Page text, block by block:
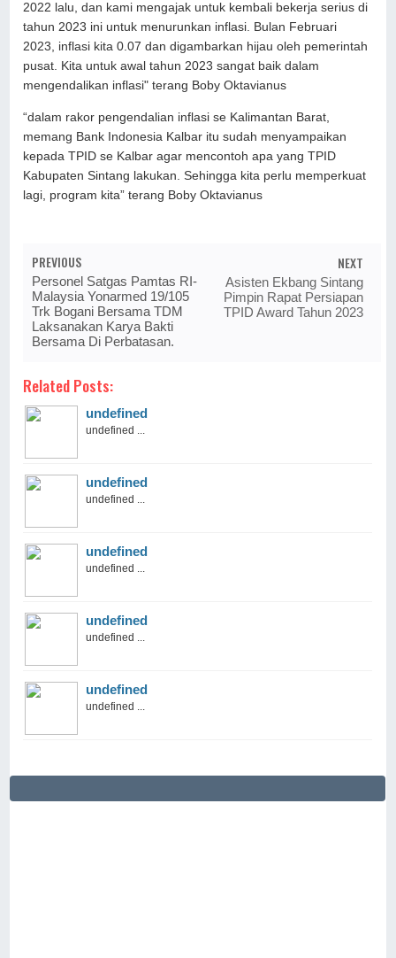
2022 lalu, dan kami mengajak untuk kembali bekerja serius di
tahun 2023 ini untuk menurunkan inflasi. Bulan Februari
2023, inflasi kita 0.07 dan digambarkan hijau oleh pemerintah
pusat. Kita untuk awal tahun 2023 sangat baik dalam
mengendalikan inflasi" terang Boby Oktavianus
“dalam rakor pengendalian inflasi se Kalimantan Barat,
memang Bank Indonesia Kalbar itu sudah menyampaikan
kepada TPID se Kalbar agar mencontoh apa yang TPID
Kabupaten Sintang lakukan. Sehingga kita perlu memperkuat
lagi, program kita” terang Boby Oktavianus
PREVIOUS
Personel Satgas Pamtas RI-
Malaysia Yonarmed 19/105
Trk Bogani Bersama TDM
Laksanakan Karya Bakti
Bersama Di Perbatasan.
NEXT
Asisten Ekbang Sintang
Pimpin Rapat Persiapan
TPID Award Tahun 2023
Related Posts:
undefined
undefined ...
undefined
undefined ...
undefined
undefined ...
undefined
undefined ...
undefined
undefined ...